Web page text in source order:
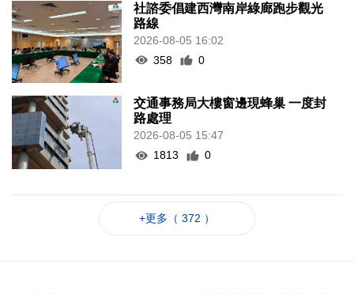
社諮委倡建西灣南岸綠廊跑步觀光
路線
2026-08-05 16:02
358
0
交通事務局大樓窗邊現蜂巢 一度封
路處理
2026-08-05 15:47
1813
0
+更多（ 372 ）